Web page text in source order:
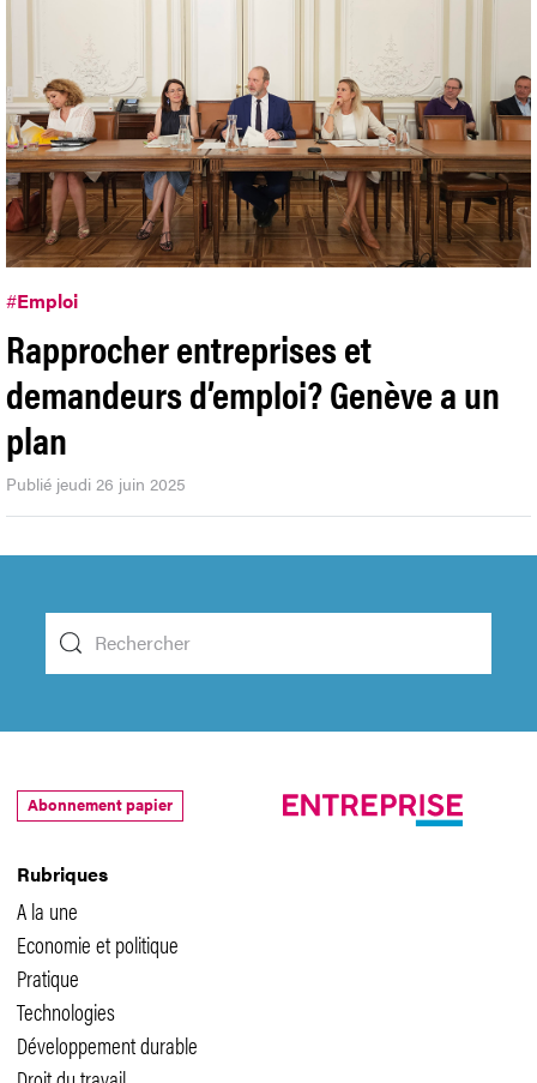
#Emploi
Rapprocher entreprises et
demandeurs d’emploi? Genève a un
plan
Publié jeudi 26 juin 2025
Rubriques
A la une
Economie et politique
Pratique
Technologies
Développement durable
Abonnement papier